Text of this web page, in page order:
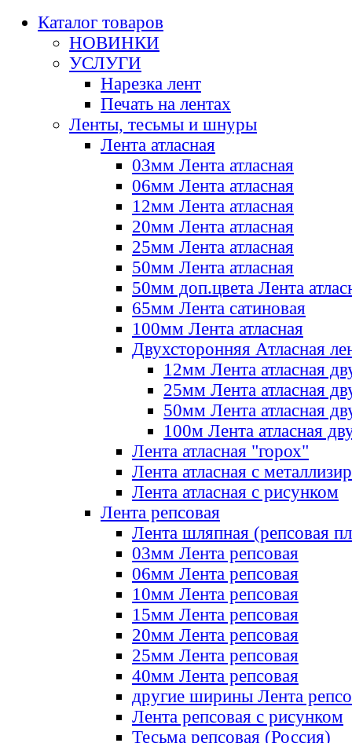
Каталог товаров
НОВИНКИ
УСЛУГИ
Нарезка лент
Печать на лентах
Ленты, тесьмы и шнуры
Лента атласная
03мм Лента атласная
06мм Лента атласная
12мм Лента атласная
20мм Лента атласная
25мм Лента атласная
50мм Лента атласная
50мм доп.цвета Лента
65мм Лента сатиновая
100мм Лента атласная
Двухсторонняя Атласная
12мм Лента атласная
25мм Лента атласная
50мм Лента атласная
100м Лента атласная
Лента атласная "горох"
Лента атласная с
Лента атласная с рисунком
Лента репсовая
Лента шляпная (репсовая
03мм Лента репсовая
06мм Лента репсовая
10мм Лента репсовая
15мм Лента репсовая
20мм Лента репсовая
25мм Лента репсовая
40мм Лента репсовая
другие ширины Лента
Лента репсовая с рисунком
Тесьма репсовая (Россия)